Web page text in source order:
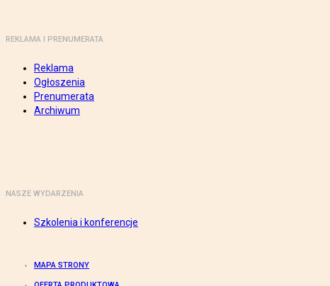
REKLAMA I PRENUMERATA
Reklama
Ogłoszenia
Prenumerata
Archiwum
NASZE WYDARZENIA
Szkolenia i konferencje
MAPA STRONY